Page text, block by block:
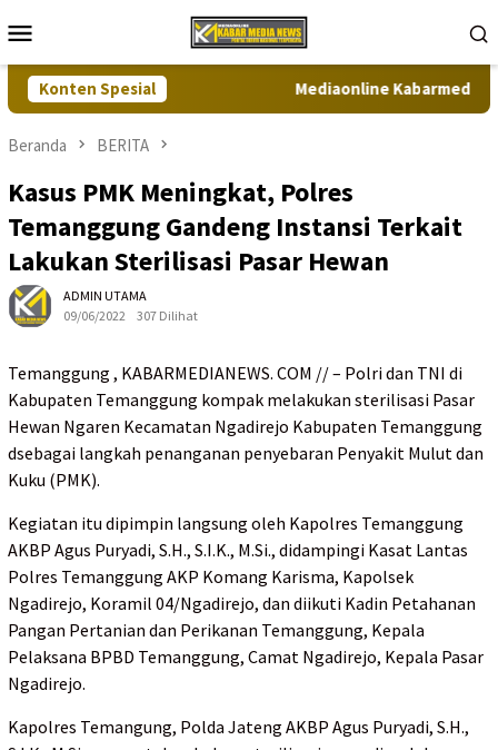
ke
Mobile
Konten Spesial Mediaonline
Beranda BERITA
Kasus PMK Meningkat, Polres
Temanggung Gandeng Instansi Terkait
Lakukan Sterilisasi Pasar Hewan
ADMIN UTAMA
09/06/2022
307 Dilihat
Temanggung , KABARMEDIANEWS. COM // – Polri dan TNI di
Kabupaten Temanggung kompak melakukan sterilisasi Pasar
Hewan Ngaren Kecamatan Ngadirejo Kabupaten Temanggung
dsebagai langkah penanganan penyebaran Penyakit Mulut dan
Kuku (PMK).
Kegiatan itu dipimpin langsung oleh Kapolres Temanggung
AKBP Agus Puryadi, S.H., S.I.K., M.Si., didampingi Kasat Lantas
Polres Temanggung AKP Komang Karisma, Kapolsek
Ngadirejo, Koramil 04/Ngadirejo, dan diikuti Kadin Petahanan
Pangan Pertanian dan Perikanan Temanggung, Kepala
Pelaksana BPBD Temanggung, Camat Ngadirejo, Kepala Pasar
Ngadirejo.
Kapolres Temangung, Polda Jateng AKBP Agus Puryadi, S.H.,